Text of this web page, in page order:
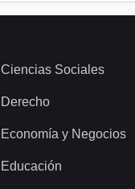
Ciencias Sociales
Derecho
Economía y Negocios
Educación